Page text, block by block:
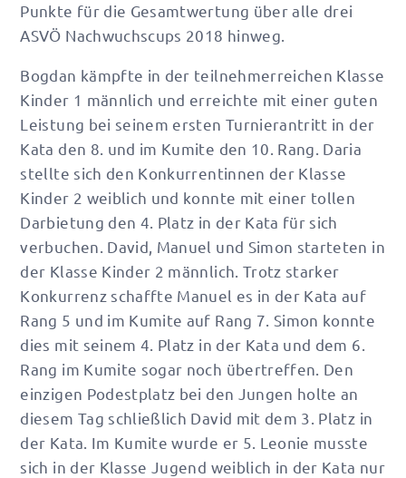
Punkte für die Gesamtwertung über alle drei
ASVÖ Nachwuchscups 2018 hinweg.
Bogdan kämpfte in der teilnehmerreichen Klasse
Kinder 1 männlich und erreichte mit einer guten
Leistung bei seinem ersten Turnierantritt in der
Kata den 8. und im Kumite den 10. Rang. Daria
stellte sich den Konkurrentinnen der Klasse
Kinder 2 weiblich und konnte mit einer tollen
Darbietung den 4. Platz in der Kata für sich
verbuchen. David, Manuel und Simon starteten in
der Klasse Kinder 2 männlich. Trotz starker
Konkurrenz schaffte Manuel es in der Kata auf
Rang 5 und im Kumite auf Rang 7. Simon konnte
dies mit seinem 4. Platz in der Kata und dem 6.
Rang im Kumite sogar noch übertreffen. Den
einzigen Podestplatz bei den Jungen holte an
diesem Tag schließlich David mit dem 3. Platz in
der Kata. Im Kumite wurde er 5. Leonie musste
sich in der Klasse Jugend weiblich in der Kata nur